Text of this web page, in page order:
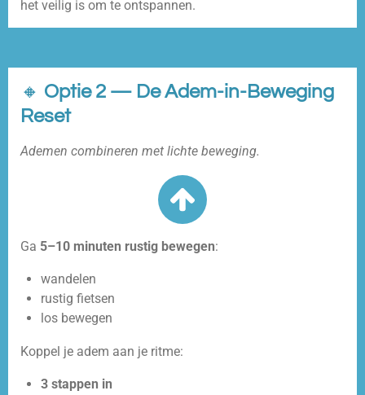
het veilig is om te ontspannen.
🔸 Optie 2 — De Adem-in-Beweging
Reset
Ademen combineren met lichte beweging.
Ga 5–10 minuten rustig bewegen:
wandelen
rustig fietsen
los bewegen
Koppel je adem aan je ritme:
3 stappen in